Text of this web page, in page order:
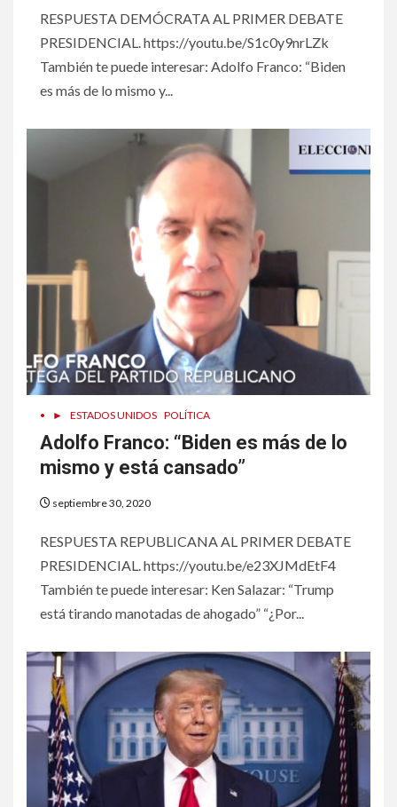
RESPUESTA DEMÓCRATA AL PRIMER DEBATE
PRESIDENCIAL. https://youtu.be/S1c0y9nrLZk
También te puede interesar: Adolfo Franco: “Biden
es más de lo mismo y...
• ► ESTADOS UNIDOS POLÍTICA
Adolfo Franco: “Biden es más de lo
mismo y está cansado”
septiembre 30, 2020
RESPUESTA REPUBLICANA AL PRIMER DEBATE
PRESIDENCIAL. https://youtu.be/e23XJMdEtF4
También te puede interesar: Ken Salazar: “Trump
está tirando manotadas de ahogado” “¿Por...